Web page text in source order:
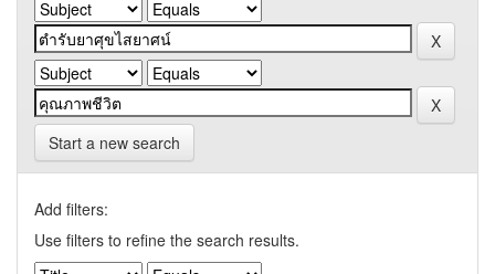
Start a new search
Add filters:
Use filters to refine the search results.